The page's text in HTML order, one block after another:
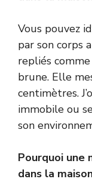
Vous pouvez
par son corps
repliés
brune. Elle
centimètres.
immobile ou
son
Pourquoi
dans la